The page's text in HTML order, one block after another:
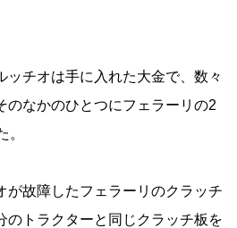
ッチオは手に入れた大金で、数々
のなかのひとつにフェラーリの2
。
が故障したフェラーリのクラッチ
のトラクターと同じクラッチ板を